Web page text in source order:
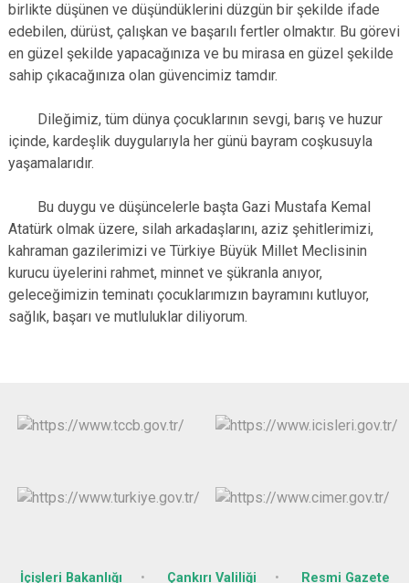
birlikte düşünen ve düşündüklerini düzgün bir şekilde ifade
edebilen, dürüst, çalışkan ve başarılı fertler olmaktır. Bu görevi
en güzel şekilde yapacağınıza ve bu mirasa en güzel şekilde
sahip çıkacağınıza olan güvencimiz tamdır.
Dileğimiz, tüm dünya çocuklarının sevgi, barış ve huzur
içinde, kardeşlik duygularıyla her günü bayram coşkusuyla
yaşamalarıdır.
Bu duygu ve düşüncelerle başta Gazi Mustafa Kemal
Atatürk olmak üzere, silah arkadaşlarını, aziz şehitlerimizi,
kahraman gazilerimizi ve Türkiye Büyük Millet Meclisinin
kurucu üyelerini rahmet, minnet ve şükranla anıyor,
geleceğimizin teminatı çocuklarımızın bayramını kutluyor,
sağlık, başarı ve mutluluklar diliyorum.
İçişleri Bakanlığı Çankırı Valiliği Resmi Gazete